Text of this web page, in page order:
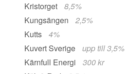
Kristorget
8,5%
Kungsängen
2,5%
Kutts
4%
Kuvert Sverige
upp till 3,5%
Kärnfull Energi
300 kr